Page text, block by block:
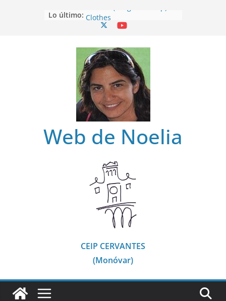
Lo último:
Clothes (Drag and Drop)
Clothes
Clothes (Find)
Clothes (Listen and choose)
Web de Noelia
CEIP CERVANTES
(Monóvar)